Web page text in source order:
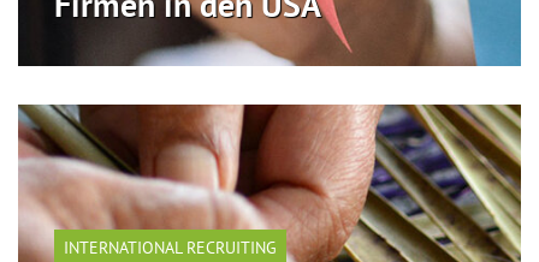
INTERNATIONAL RECRUITING